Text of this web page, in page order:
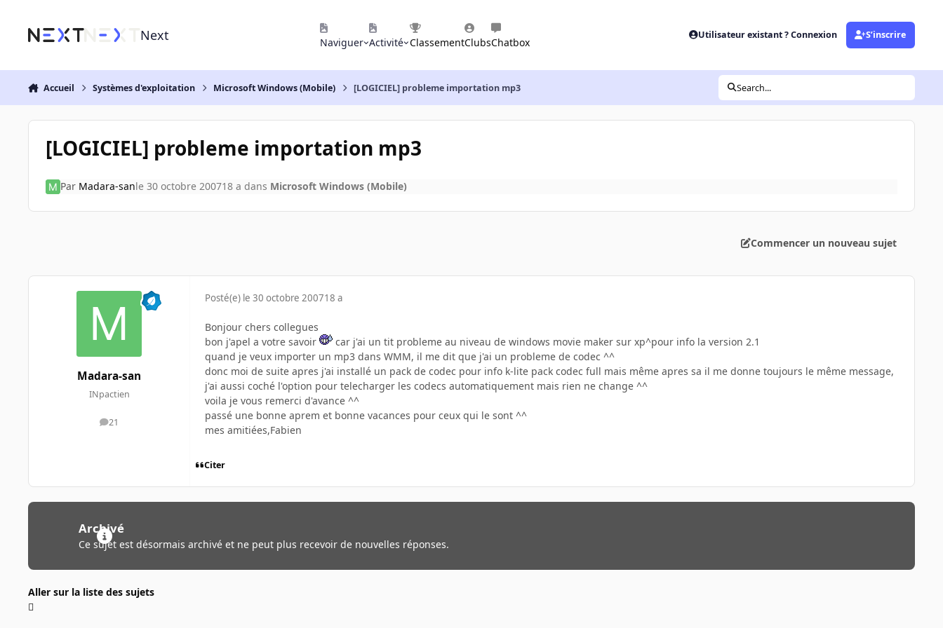
Next Naviguer Activité ClassementClubsChatbox
Utilisateur existant ? Connexion S’inscrire
Accueil Systèmes d'exploitation Microsoft Windows (Mobile) [LOGICIEL] probleme importation mp3 Search...
[LOGICIEL] probleme importation mp3
Par Madara-sanle 30 octobre 200718 a dans Microsoft Windows (Mobile)
Commencer un nouveau sujet
Madara-san
INpactien
21
messages
Posté(e) le 30 octobre 200718 a
Bonjour chers collegues
bon j'apel a votre savoir
car j'ai un tit probleme au niveau de windows movie maker sur xp^pour info la version 2.1
quand je veux importer un mp3 dans WMM, il me dit que j'ai un probleme de codec ^^
donc moi de suite apres j'ai installé un pack de codec pour info k-lite pack codec full mais même apres sa il me donne toujours le même message,
j'ai aussi coché l'option pour telecharger les codecs automatiquement mais rien ne change ^^
voila je vous remerci d'avance ^^
passé une bonne aprem et bonne vacances pour ceux qui le sont ^^
mes amitiées,Fabien
Citer
Archivé
Ce sujet est désormais archivé et ne peut plus recevoir de nouvelles réponses.
Aller sur la liste des sujets